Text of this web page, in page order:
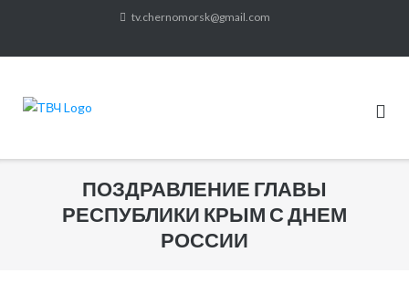
content
tv.chernomorsk@gmail.com
ПОЗДРАВЛЕНИЕ ГЛАВЫ
РЕСПУБЛИКИ КРЫМ С ДНЕМ
РОССИИ